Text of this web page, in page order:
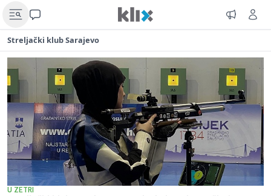
Streljački klub Sarajevo
U ZETRI